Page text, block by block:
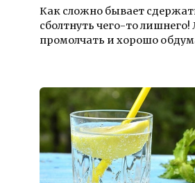
Как сложно бывает
сболтнуть чего-то лишнего!
промолчать и хорошо